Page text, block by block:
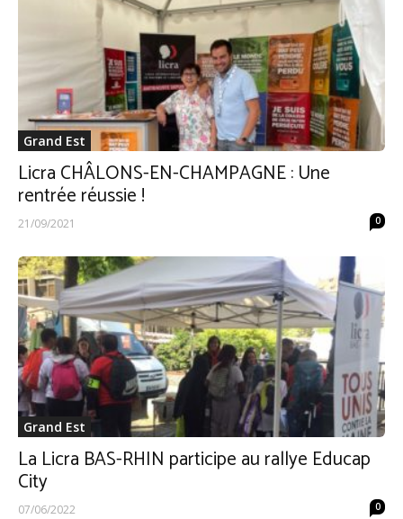
Grand Est
Licra CHÂLONS-EN-CHAMPAGNE : Une
rentrée réussie !
21/09/2021 0
Grand Est
La Licra BAS-RHIN participe au rallye Educap
City
07/06/2022 0